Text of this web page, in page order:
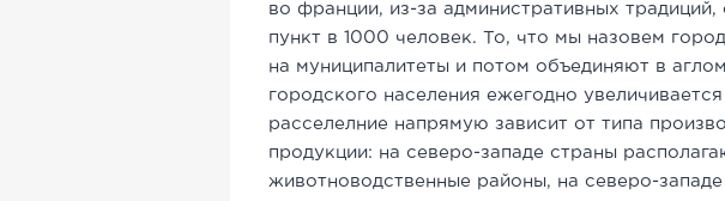
во франции, из-за административных традиций,
пункт в 1000 человек. То, что мы назовем
на муниципалитеты и потом объединяют в
городского населения ежегодно
расселелние напрямую зависит от типа
продукции: на северо-западе страны
животноводственные районы, на северо-